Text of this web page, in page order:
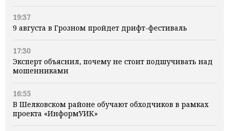
19:37
9 августа в Грозном пройдет дрифт-фестиваль
17:30
Эксперт объяснил, почему не стоит подшучивать над
мошенниками
16:55
В Шелковском районе обучают обходчиков в рамках
проекта «ИнформУИК»